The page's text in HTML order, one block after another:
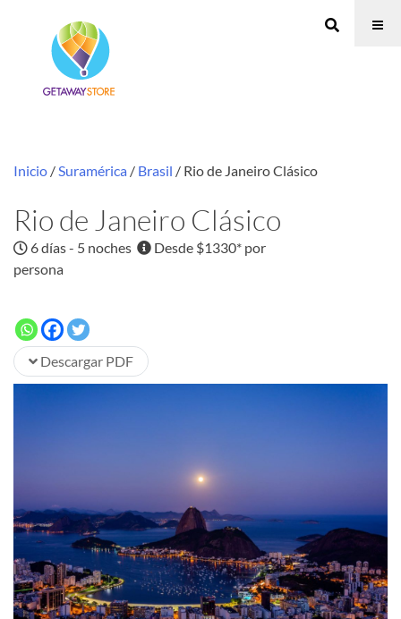
Inicio / Suramérica / Brasil / Rio de Janeiro Clásico
Rio de Janeiro Clásico
6 días - 5 noches
Desde $1330* por
persona
Descargar PDF